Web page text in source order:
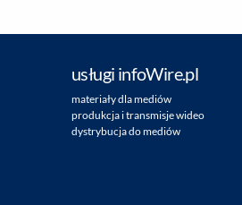
usługi infoWire.pl
materiały dla mediów
produkcja i transmisje wideo
dystrybucja do mediów